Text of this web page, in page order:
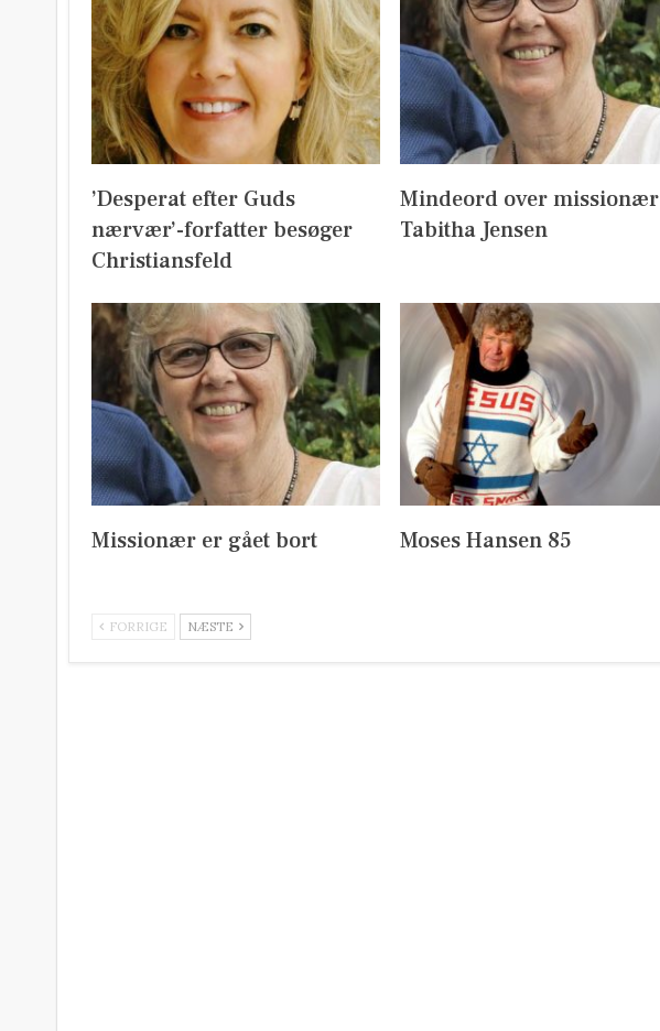
’Desperat efter Guds
nærvær’-forfatter besøger
Christiansfeld
Mindeord over missionær
Tabitha Jensen
Missionær er gået bort Moses Hansen 85
FORRIGE NÆSTE